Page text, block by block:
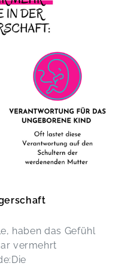
haben das Gefühl
vermehrt